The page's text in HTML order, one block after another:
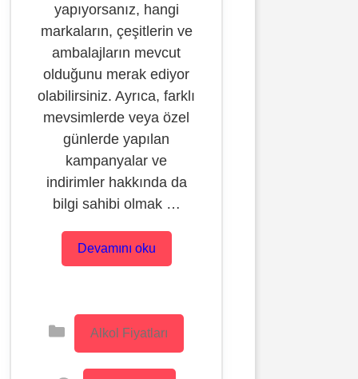
yapıyorsanız, hangi
markaların, çeşitlerin ve
ambalajların mevcut
olduğunu merak ediyor
olabilirsiniz. Ayrıca, farklı
mevsimlerde veya özel
günlerde yapılan
kampanyalar ve
indirimler hakkında da
bilgi sahibi olmak …
Devamını oku
Alkol Fiyatları